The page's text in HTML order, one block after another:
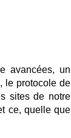
avancées, un
le protocole de
sites de notre
ce, quelle que